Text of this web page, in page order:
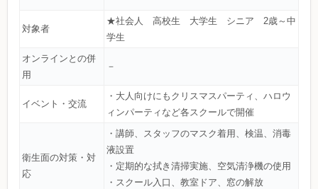
対象者
★社会人 高校生 大学生 シニア 2歳～中
学生
オンラインとの併
用
－
イベント・交流
・大人向けにもクリスマスパーティ、ハロウ
ィンパーティなど各スクールで開催
衛生面の対策・対
応
・講師、スタッフのマスク着用、検温、消毒
液設置
・定期的な拭き清掃実施、空気清浄機の使用
・スクール入口、教室ドア、窓の解放